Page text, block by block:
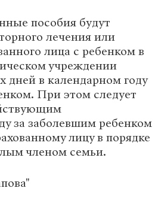
пособия будут
лечения или
лица с ребенком в
учреждении
дней в календарном году
При этом следует
за заболевшим ребенком
лицу в порядке
членом семьи.